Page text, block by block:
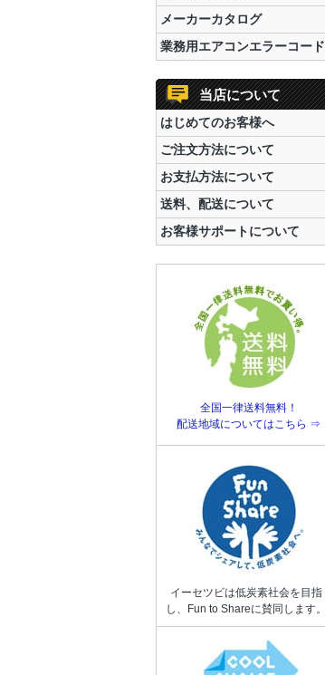
メーカーカタログ
業務用エアコンエラーコード
当店について
はじめてのお客様へ
ご注文方法について
お支払方法について
送料、配送について
お客様サポートについて
全国一律送料無料！
配送地域についてはこちら ⇒
イーセツビは低炭素社会を目指
し、Fun to Shareに賛同します。